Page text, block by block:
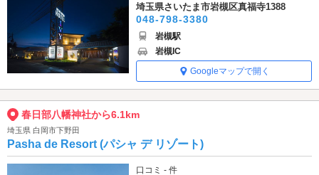
埼玉県さいたま市岩槻区真福寺1388
048-798-3380
岩槻駅
岩槻IC
Googleマップで開く
春日部八幡神社から6.1km
埼玉県 白岡市下野田
Pasha de Resort (パシャ デ リゾート)
口コミ - 件